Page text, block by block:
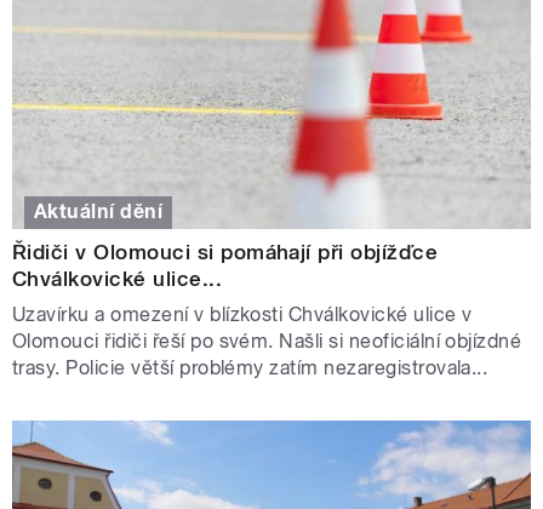
Aktuální dění
Řidiči v Olomouci si pomáhají při objížďce
Chválkovické ulice...
Uzavírku a omezení v blízkosti Chválkovické ulice v
Olomouci řidiči řeší po svém. Našli si neoficiální objízdné
trasy. Policie větší problémy zatím nezaregistrovala...